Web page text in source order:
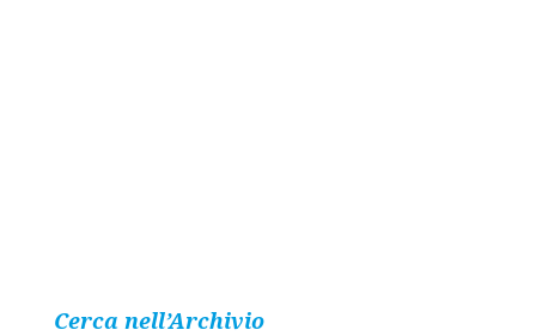
Cerca nell’Archivio